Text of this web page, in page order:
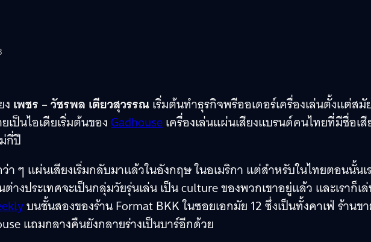
เพชร – วัชรพล เตียวสุวรรณเริ่มต้นทำธุรกิจพรีออเดอร์เครื่องเล่นตั้งแต่สมั
ป็นไอเดียเริ่มต้นของGadhouseเครื่องเล่นแผ่นเสียงแบรนด์คนไทยที่มีชื่อเสี
กี่ปี
ๆ แผ่นเสียงเริ่มกลับมาแล้วในอังกฤษ ในอเมริกา แต่สำหรับในไทยตอนนั้นเ
างประเทศจะเป็นกลุ่มวัยรุ่นเล่น เป็น culture ของพวกเขาอยู่แล้ว และเราก็เ
บนชั้นสองของร้าน Format BKK ในซอยเอกมัย 12 ซึ่งเป็นทั้งคาเฟ่ ร้านข
แถมกลางคืนยังกลายร่างเป็นบาร์อีกด้วย